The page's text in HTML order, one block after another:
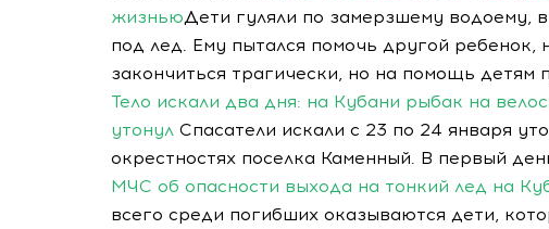
жизньюДети гуляли по замерзшему водоему,
под лед. Ему пытался помочь другой ребенок,
закончиться трагически, но на помощь детям
Тело искали два дня: на Кубани рыбак на
утонул Спасатели искали с 23 по 24 января
окрестностях поселка Каменный. В первый
МЧС об опасности выхода на тонкий лед на
всего среди погибших оказываются дети,